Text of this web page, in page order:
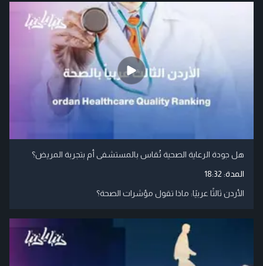
هل جودة الرعاية الصحية تُقاس بالمستشفى أم بتجربة المريض؟
المدة: 18:32
الأردن ثالثًا عربيًا: ماذا تقول مؤشرات الصحة؟